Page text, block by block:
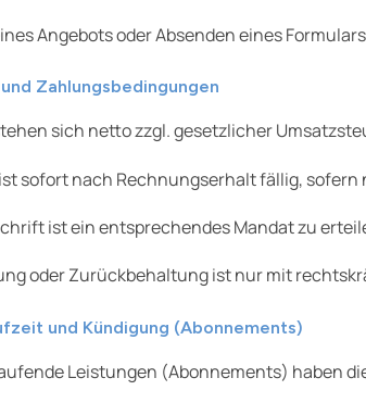
Angebots oder Absenden eines
Zahlungsbedingungen
sich netto zzgl. gesetzlicher
sofort nach Rechnungserhalt fällig,
ist ein entsprechendes Mandat zu
oder Zurückbehaltung ist nur mit
und Kündigung (Abonnements)
Leistungen (Abonnements) haben